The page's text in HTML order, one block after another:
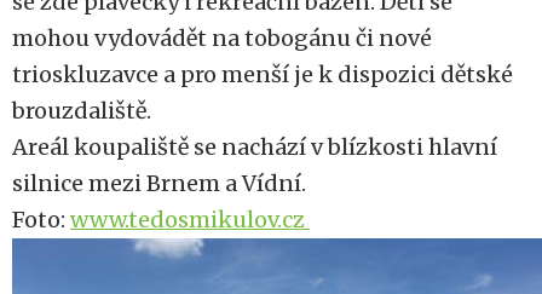
mohou vydovádět na tobogánu či nové
trioskluzavce a pro menší je k dispozici dětské
brouzdaliště.
Areál koupaliště se nachází v blízkosti hlavní
silnice mezi Brnem a Vídní.
Foto: www.tedosmikulov.cz